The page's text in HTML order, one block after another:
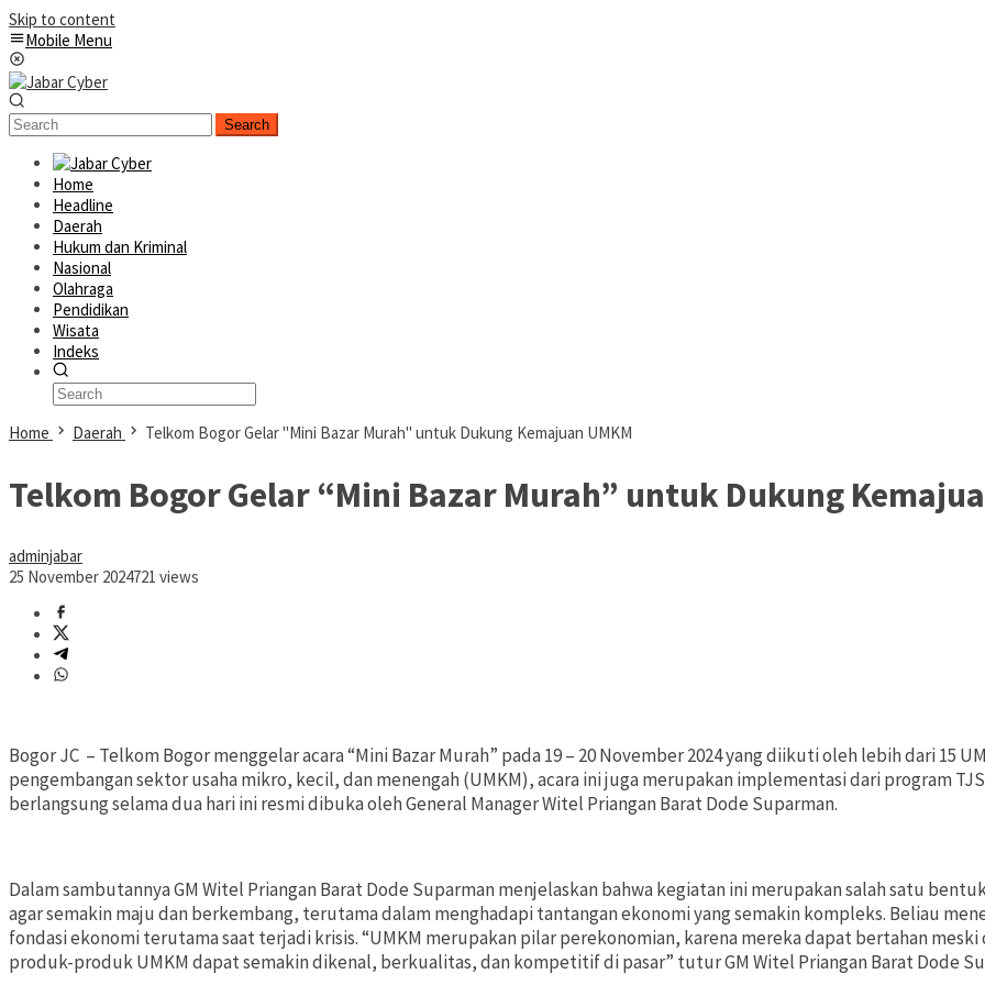
Skip to content
Mobile Menu
Search
Home
Headline
Daerah
Hukum dan Kriminal
Nasional
Olahraga
Pendidikan
Wisata
Indeks
Home Daerah Telkom Bogor Gelar "Mini Bazar Murah" untuk Dukung Kemajuan UMKM
Telkom Bogor Gelar “Mini Bazar Murah” untuk Dukung
adminjabar
25 November 2024721 views
Bogor JC – Telkom Bogor menggelar acara “Mini Bazar Murah” pada 19 – 20 November 2024 yang diikuti oleh lebih dari 15
pengembangan sektor usaha mikro, kecil, dan menengah (UMKM), acara ini juga merupakan implementasi dari program
berlangsung selama dua hari ini resmi dibuka oleh General Manager Witel Priangan Barat Dode Suparman.
Dalam sambutannya GM Witel Priangan Barat Dode Suparman menjelaskan bahwa kegiatan ini merupakan salah satu
agar semakin maju dan berkembang, terutama dalam menghadapi tantangan ekonomi yang semakin kompleks. Beliau
fondasi ekonomi terutama saat terjadi krisis. “UMKM merupakan pilar perekonomian, karena mereka dapat bertahan
produk-produk UMKM dapat semakin dikenal, berkualitas, dan kompetitif di pasar” tutur GM Witel Priangan Barat Dode